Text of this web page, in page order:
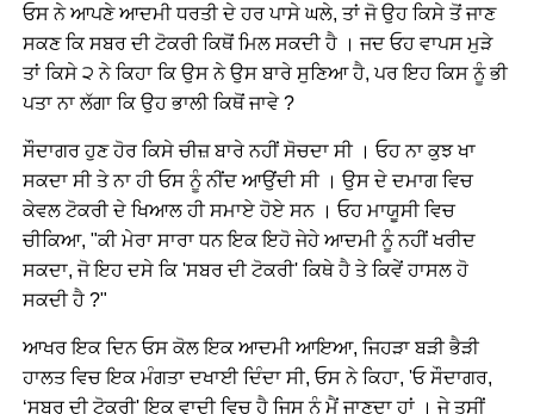
ਓਸ ਨੇ ਆਪਣੇ ਆਦਮੀ ਧਰਤੀ ਦੇ ਹਰ ਪਾਸੇ ਘਲੇ, ਤਾਂ ਜੋ ਉਹ ਕਿਸੇ ਤੋਂ ਜਾਣ
ਸਕਣ ਕਿ ਸਬਰ ਦੀ ਟੋਕਰੀ ਕਿਥੋਂ ਮਿਲ ਸਕਦੀ ਹੈ । ਜਦ ਓਹ ਵਾਪਸ ਮੁੜੇ
ਤਾਂ ਕਿਸੇ ੨ ਨੇ ਕਿਹਾ ਕਿ ਉਸ ਨੇ ਉਸ ਬਾਰੇ ਸੁਣਿਆ ਹੈ, ਪਰ ਇਹ ਕਿਸ ਨੂੰ ਭੀ
ਪਤਾ ਨਾ ਲੱਗਾ ਕਿ ਉਹ ਭਾਲੀ ਕਿਥੋਂ ਜਾਵੇ ?
ਸੌਦਾਗਰ ਹੁਣ ਹੋਰ ਕਿਸੇ ਚੀਜ਼ ਬਾਰੇ ਨਹੀਂ ਸੋਚਦਾ ਸੀ । ਓਹ ਨਾ ਕੁਝ ਖਾ
ਸਕਦਾ ਸੀ ਤੇ ਨਾ ਹੀ ਓਸ ਨੂੰ ਨੀਂਦ ਆਉਂਦੀ ਸੀ । ਉਸ ਦੇ ਦਮਾਗ ਵਿਚ
ਕੇਵਲ ਟੋਕਰੀ ਦੇ ਖਿਆਲ ਹੀ ਸਮਾਏ ਹੋਏ ਸਨ । ਓਹ ਮਾਯੂਸੀ ਵਿਚ
ਚੀਕਿਆ, "ਕੀ ਮੇਰਾ ਸਾਰਾ ਧਨ ਇਕ ਇਹੋ ਜੇਹੇ ਆਦਮੀ ਨੂੰ ਨਹੀਂ ਖਰੀਦ
ਸਕਦਾ, ਜੋ ਇਹ ਦਸੇ ਕਿ 'ਸਬਰ ਦੀ ਟੋਕਰੀ' ਕਿਥੇ ਹੈ ਤੇ ਕਿਵੇਂ ਹਾਸਲ ਹੋ
ਸਕਦੀ ਹੈ ?"
ਆਖਰ ਇਕ ਦਿਨ ਓਸ ਕੋਲ ਇਕ ਆਦਮੀ ਆਇਆ, ਜਿਹੜਾ ਬੜੀ ਭੈੜੀ
ਹਾਲਤ ਵਿਚ ਇਕ ਮੰਗਤਾ ਦਖਾਈ ਦਿੰਦਾ ਸੀ, ਓਸ ਨੇ ਕਿਹਾ, 'ਓ ਸੌਦਾਗਰ,
‘ਸਬਰ ਦੀ ਟੋਕਰੀ' ਇਕ ਵਾਦੀ ਵਿਚ ਹੈ ਜਿਸ ਨੂੰ ਮੈਂ ਜਾਣਦਾ ਹਾਂ । ਜੇ ਤੁਸੀਂ